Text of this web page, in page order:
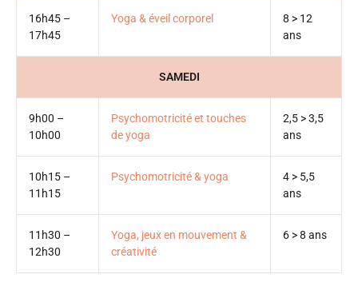
16h45 –
17h45
Yoga & éveil corporel
8 > 12
ans
SAMEDI
9h00 –
10h00
Psychomotricité et touches
de yoga
2,5 > 3,5
ans
10h15 –
11h15
Psychomotricité & yoga
4 > 5,5
ans
11h30 –
12h30
Yoga, jeux en mouvement &
créativité
6 > 8 ans